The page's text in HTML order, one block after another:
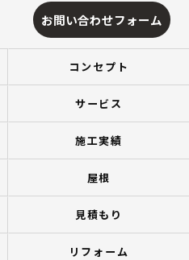
お問い合わせフォーム
コンセプト
サービス
施工実績
屋根
見積もり
リフォーム